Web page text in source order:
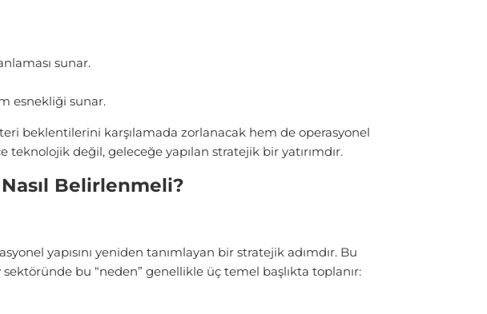
sunar.
esnekliği sunar.
beklentilerini karşılamada zorlanacak hem de operasyonel
değil, geleceğe yapılan stratejik bir yatırımdır.
Belirlenmeli?
yapısını yeniden tanımlayan bir stratejik adımdır. Bu
bu “neden” genellikle üç temel başlıkta toplanır: